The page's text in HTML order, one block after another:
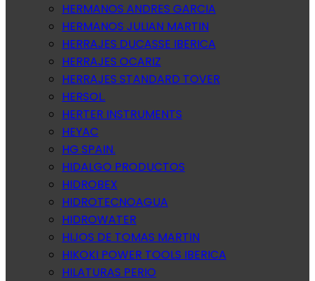
HERMANOS ANDRES GARCIA
HERMANOS JULIAN MARTIN
HERRAJES DUCASSE IBERICA
HERRAJES OCARIZ
HERRAJES STANDARD TOVER
HERSOL.
HERTER INSTRUMENTS
HEYAC
HG SPAIN.
HIDALGO PRODUCTOS
HIDROBEX
HIDROTECNOAGUA
HIDROWATER
HIJOS DE TOMAS MARTIN
HIKOKI POWER TOOLS IBERICA
HILATURAS PERIO